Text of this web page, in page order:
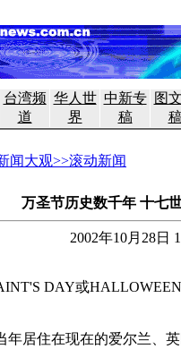
台湾频
道
华人世
界
中新专
稿
图
闻大观>>滚动新闻
万圣节历史数千年 十七
2002年10月28日
DAY或HALLOWEEN)
居住在现在的爱尔兰、英